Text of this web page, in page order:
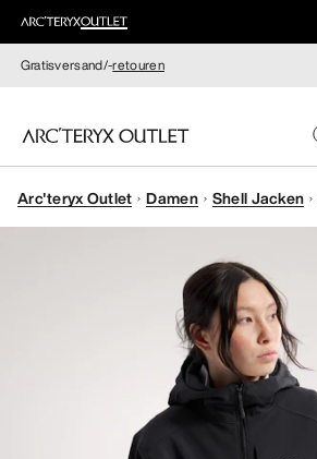
Gratisversand/-retouren
DAMEN
Arc'teryx Outlet Damen Shell Jacken